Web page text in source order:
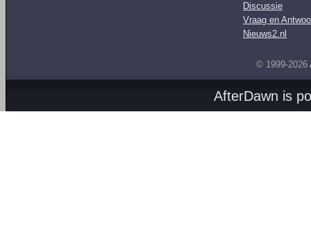
Discussie
Vraag en
Nieuws2.nl
© 1999-2026
AfterDawn is